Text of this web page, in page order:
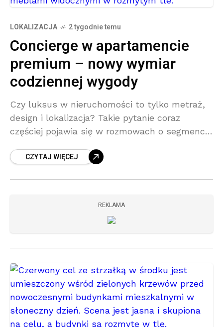
LOKALIZACJA 2 tygodnie temu
Concierge w apartamencie
premium – nowy wymiar
codziennej wygody
Czy luksus w nieruchomości to tylko metraż,
design i lokalizacja? Takie pytanie coraz
częściej pojawia się w rozmowach o segmencie
panoramiczne okna i adres
CZYTAJ WIĘCEJ
REKLAMA